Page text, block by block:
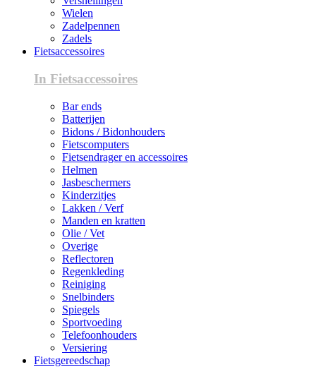
Wielen
Zadelpennen
Zadels
Fietsaccessoires
In Fietsaccessoires
Bar ends
Batterijen
Bidons / Bidonhouders
Fietscomputers
Fietsendrager en accessoires
Helmen
Jasbeschermers
Kinderzitjes
Lakken / Verf
Manden en kratten
Olie / Vet
Overige
Reflectoren
Regenkleding
Reiniging
Snelbinders
Spiegels
Sportvoeding
Telefoonhouders
Versiering
Fietsgereedschap